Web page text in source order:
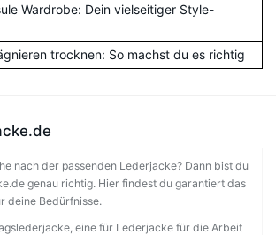
Wardrobe: Dein vielseitiger Style-
trocknen: So machst du es richtig
nach der passenden Lederjacke? Dann bist du
genau richtig. Hier findest du garantiert das
deine Bedürfnisse.
eine für Lederjacke für die Arbeit